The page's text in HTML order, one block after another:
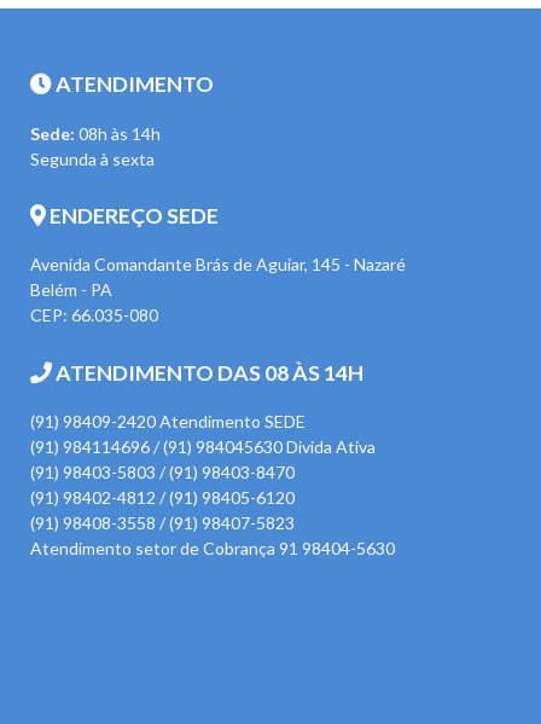
ATENDIMENTO
Sede: 08h às 14h
Segunda à sexta
ENDEREÇO SEDE
Avenida Comandante Brás de Aguiar, 145 - Nazaré
Belém - PA
CEP: 66.035-080
ATENDIMENTO DAS 08 ÀS 14H
(91) 98409-2420 Atendimento SEDE
(91) 984114696 / (91) 984045630 Divida Ativa
(91) 98403-5803 / (91) 98403-8470
(91) 98402-4812 / (91) 98405-6120
(91) 98408-3558 / (91) 98407-5823
Atendimento setor de Cobrança 91 98404-5630